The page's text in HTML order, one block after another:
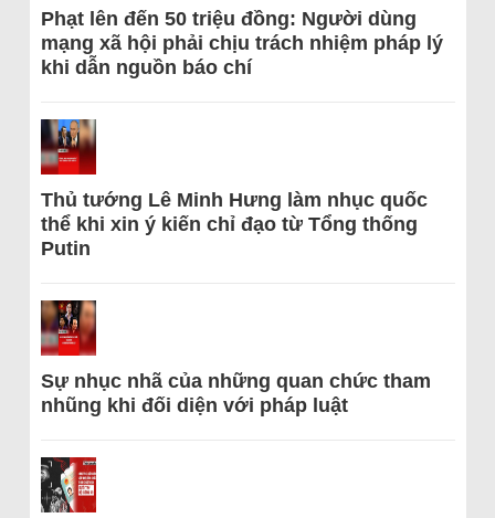
Phạt lên đến 50 triệu đồng: Người dùng
mạng xã hội phải chịu trách nhiệm pháp lý
khi dẫn nguồn báo chí
Thủ tướng Lê Minh Hưng làm nhục quốc
thể khi xin ý kiến chỉ đạo từ Tổng thống
Putin
Sự nhục nhã của những quan chức tham
nhũng khi đối diện với pháp luật